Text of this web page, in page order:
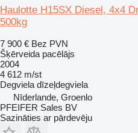
Haulotte H15SX Diesel, 4x4
500kg
7 900 € Bez PVN
Šķērveida pacēlājs
2004
4 612 m/st
Degviela dīzeļdegviela
Nīderlande, Groenlo
PFEIFER Sales BV
Sazināties ar pārdevēju